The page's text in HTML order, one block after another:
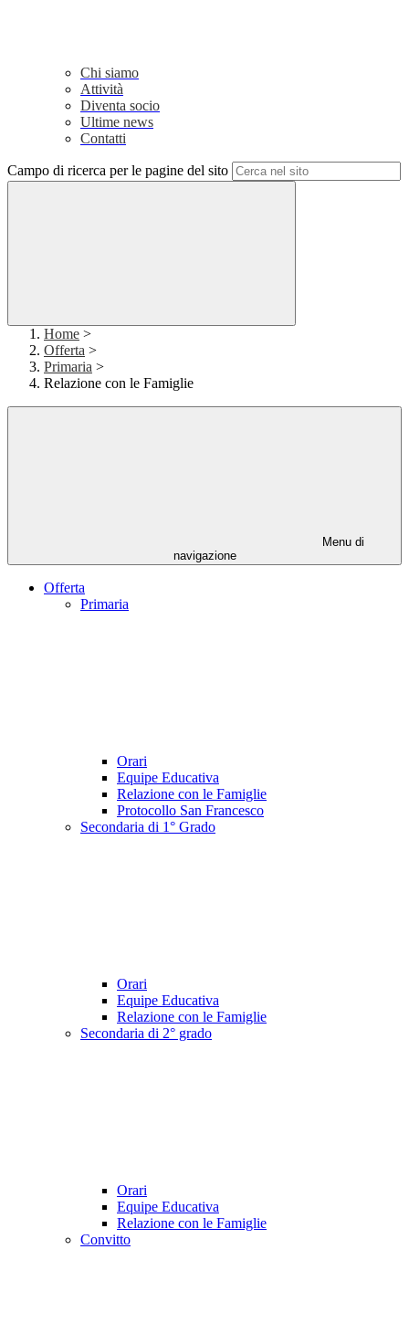
Chi siamo
Attività
Diventa socio
Ultime news
Contatti
Campo di ricerca per le pagine del sito
Home >
Offerta >
Primaria >
Relazione con le Famiglie
Menu di
navigazione
Offerta
Primaria
Orari
Equipe Educativa
Relazione con le Famiglie
Protocollo San Francesco
Secondaria di 1° Grado
Orari
Equipe Educativa
Relazione con le Famiglie
Secondaria di 2° grado
Orari
Equipe Educativa
Relazione con le Famiglie
Convitto